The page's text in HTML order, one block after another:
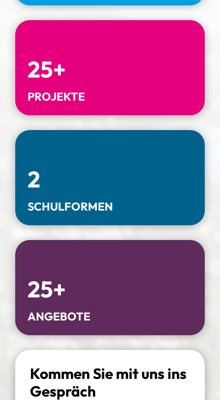
25+
PROJEKTE
2
SCHULFORMEN
25+
ANGEBOTE
Kommen Sie mit uns ins
Gespräch